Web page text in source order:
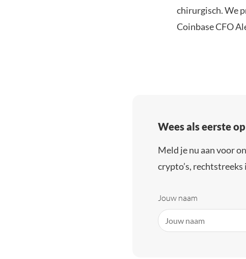
chirurgisch. We
Coinbase CFO
Wees als eerste
Meld je nu aan voor
crypto’s, rechtstreeks
Jouw naam